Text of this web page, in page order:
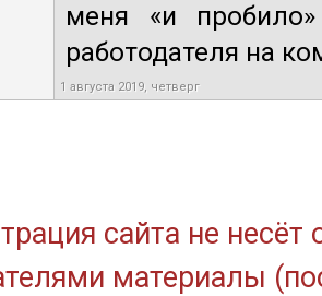
меня «и
работодателя на
1 августа 2019, четверг
сайта не
материалы